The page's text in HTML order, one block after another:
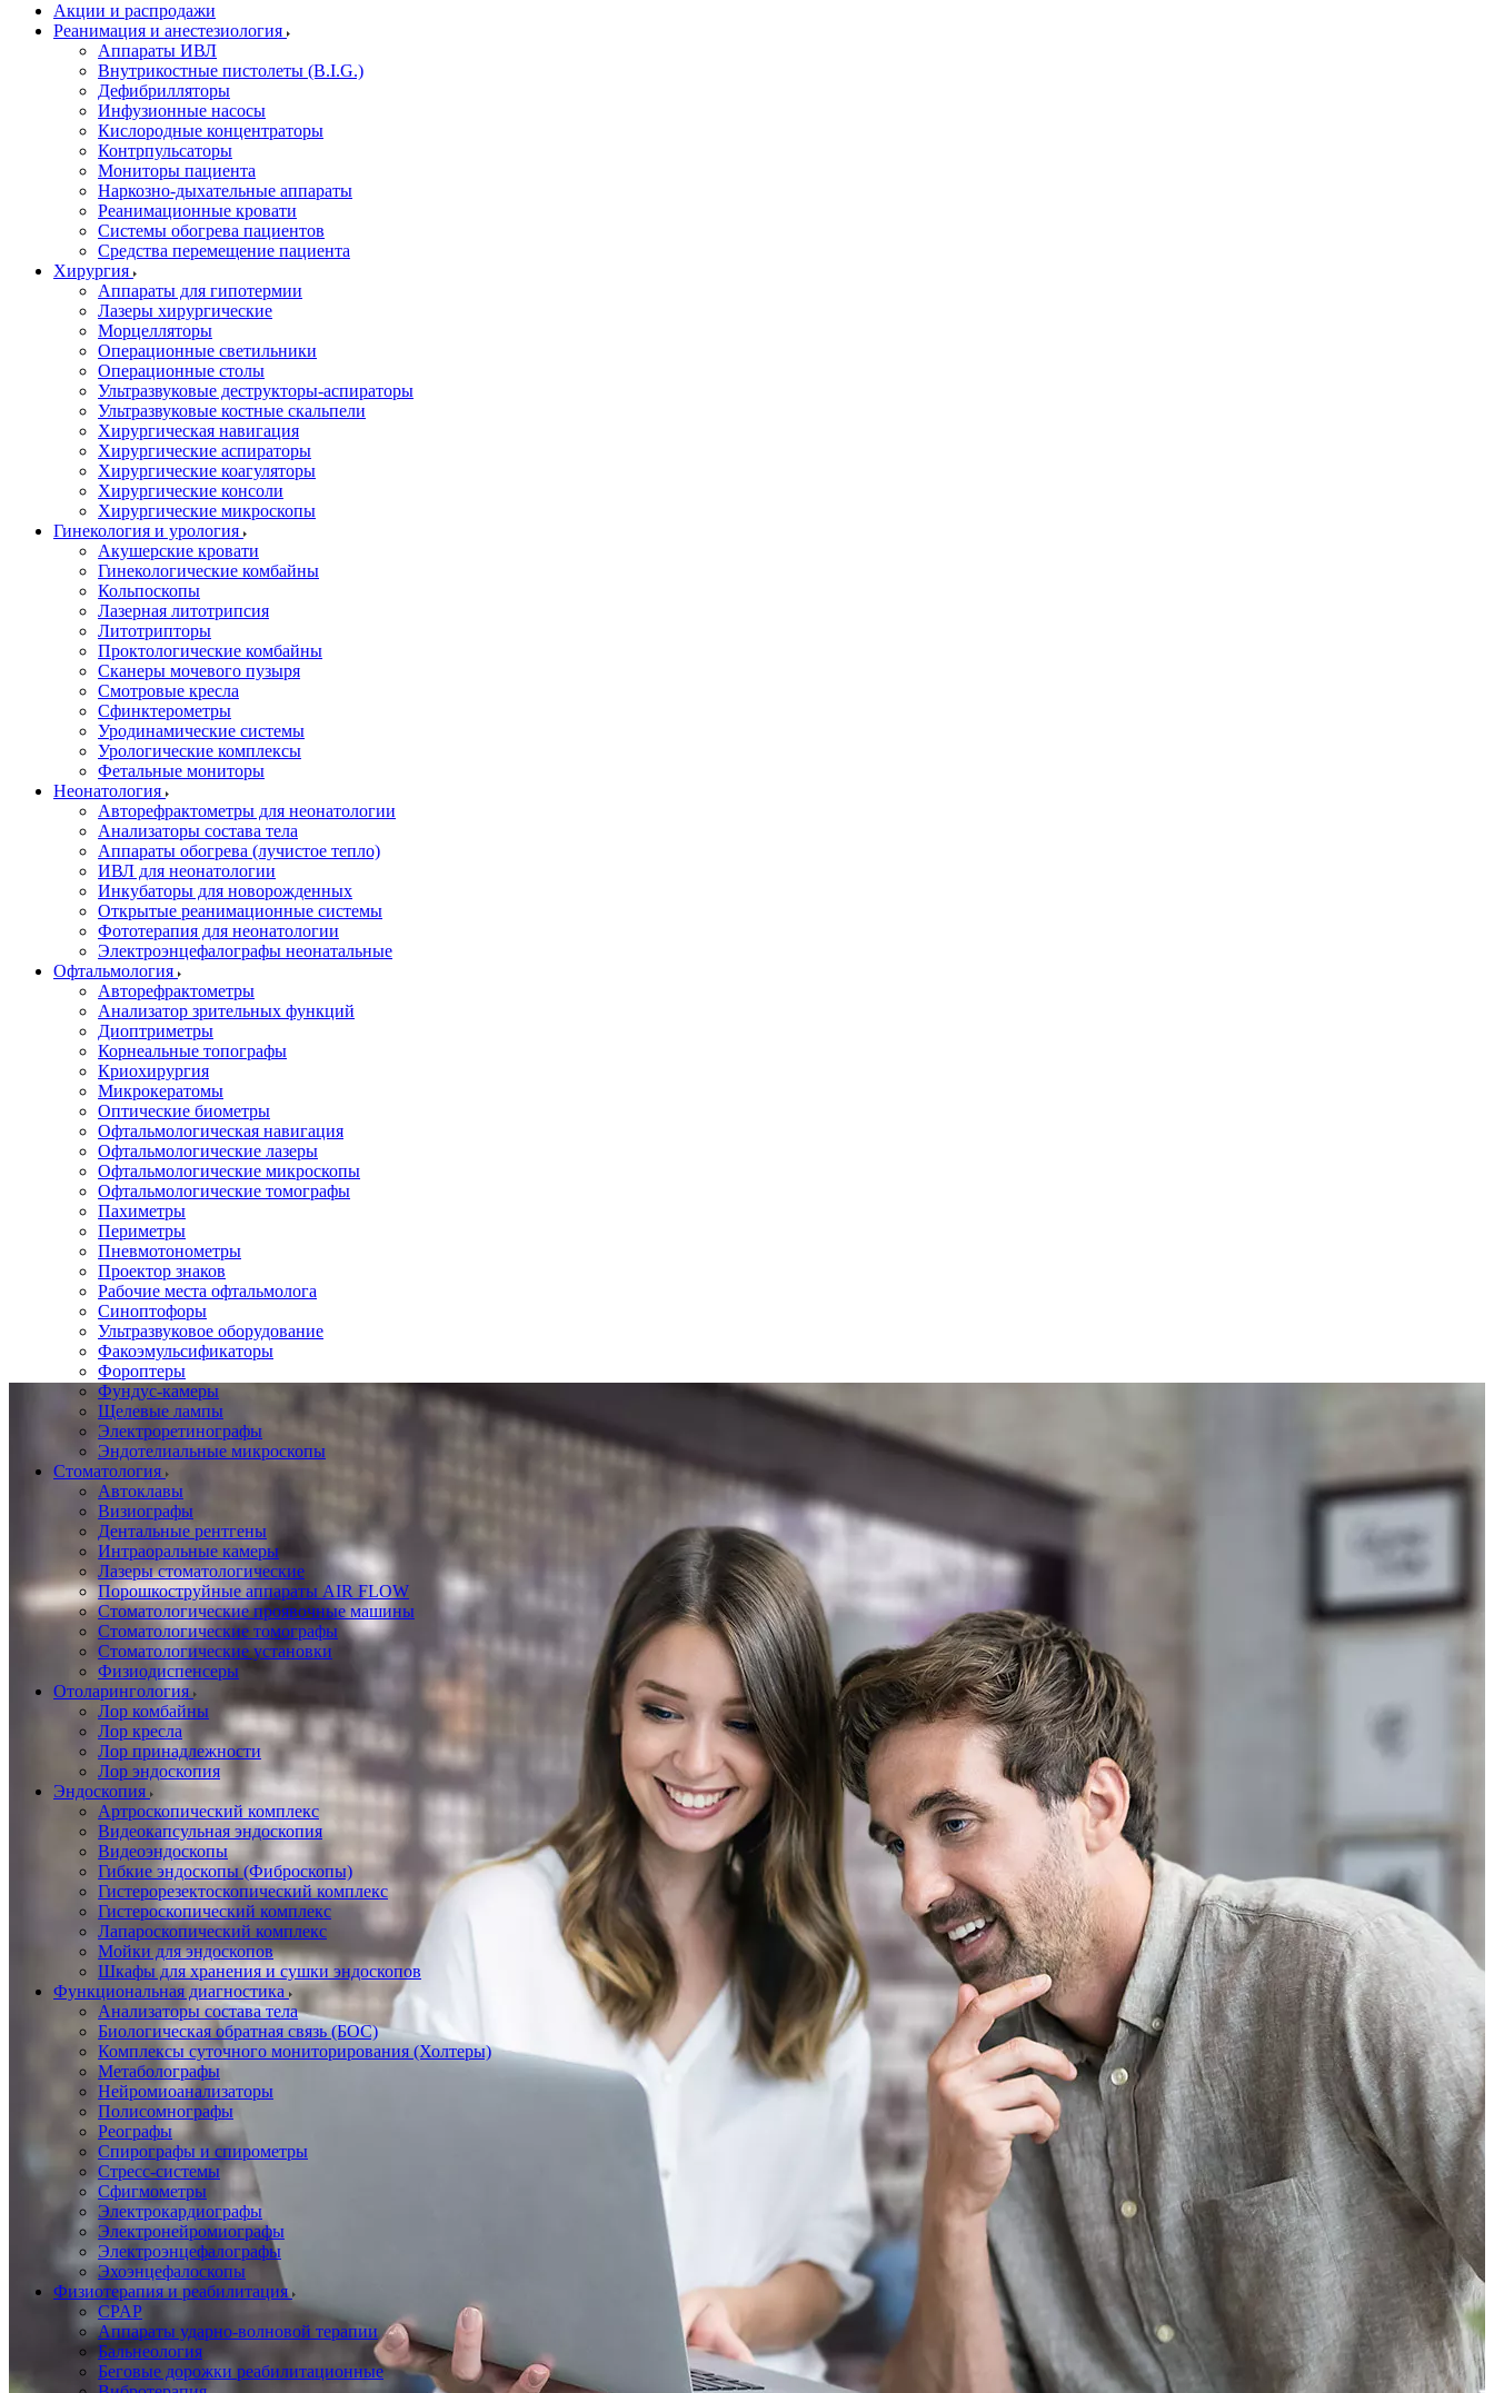
Акции и распродажи
Реанимация и анестезиология
Аппараты ИВЛ
Внутрикостные пистолеты (B.I.G.)
Дефибрилляторы
Инфузионные насосы
Кислородные концентраторы
Контрпульсаторы
Мониторы пациента
Наркозно-дыхательные аппараты
Реанимационные кровати
Системы обогрева пациентов
Средства перемещение пациента
Хирургия
Аппараты для гипотермии
Лазеры хирургические
Морцелляторы
Операционные светильники
Операционные столы
Ультразвуковые деструкторы-аспираторы
Ультразвуковые костные скальпели
Хирургическая навигация
Хирургические аспираторы
Хирургические коагуляторы
Хирургические консоли
Хирургические микроскопы
Гинекология и урология
Акушерские кровати
Гинекологические комбайны
Кольпоскопы
Лазерная литотрипсия
Литотрипторы
Проктологические комбайны
Сканеры мочевого пузыря
Смотровые кресла
Сфинктерометры
Уродинамические системы
Урологические комплексы
Фетальные мониторы
Неонатология
Авторефрактометры для неонатологии
Анализаторы состава тела
Аппараты обогрева (лучистое тепло)
ИВЛ для неонатологии
Инкубаторы для новорожденных
Открытые реанимационные системы
Фототерапия для неонатологии
Электроэнцефалографы неонатальные
Офтальмология
Авторефрактометры
Анализатор зрительных функций
Диоптриметры
Корнеальные топографы
Криохирургия
Микрокератомы
Оптические биометры
Офтальмологическая навигация
Офтальмологические лазеры
Офтальмологические микроскопы
Офтальмологические томографы
Пахиметры
Периметры
Пневмотонометры
Проектор знаков
Рабочие места офтальмолога
Синоптофоры
Ультразвуковое оборудование
Факоэмульсификаторы
Фороптеры
Фундус-камеры
Щелевые лампы
Электроретинографы
Эндотелиальные микроскопы
Стоматология
Автоклавы
Визиографы
Дентальные рентгены
Интраоральные камеры
Лазеры стоматологические
Порошкоструйные аппараты AIR FLOW
Стоматологические проявочные машины
Стоматологические томографы
Стоматологические установки
Физиодиспенсеры
Отоларингология
Лор комбайны
Лор кресла
Лор принадлежности
Лор эндоскопия
Эндоскопия
Артроскопический комплекс
Видеокапсульная эндоскопия
Видеоэндоскопы
Гибкие эндоскопы (Фиброcкопы)
Гистерорезектоскопический комплекс
Гистероскопический комплекс
Лапароскопический комплекс
Мойки для эндоскопов
Шкафы для хранения и сушки эндоскопов
Функциональная диагностика
Анализаторы состава тела
Биологическая обратная связь (БОС)
Комплексы суточного мониторирования (Холтеры)
Метаболографы
Нейромиоанализаторы
Полисомнографы
Реографы
Спирографы и спирометры
Стресс-системы
Сфигмометры
Электрокардиографы
Электронейромиографы
Электроэнцефалографы
Эхоэнцефалоскопы
Физиотерапия и реабилитация
CPAP
Аппараты ударно-волновой терапии
Бальнеология
Беговые дорожки реабилитационные